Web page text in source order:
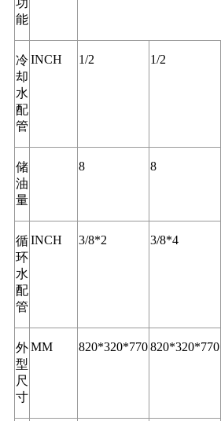
能
冷
却
水
配
管
INCH 1/2 1/2
储
油
量
8 8
循
环
水
配
管
INCH 3/8*2 3/8*4
外
型
尺
寸
MM 820*320*770820*320*770